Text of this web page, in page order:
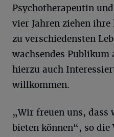
Psychotherapeutin
vier Jahren ziehen
zu verschiedensten
wachsendes
hierzu auch
willkommen.
„Wir freuen uns,
bieten können“, so